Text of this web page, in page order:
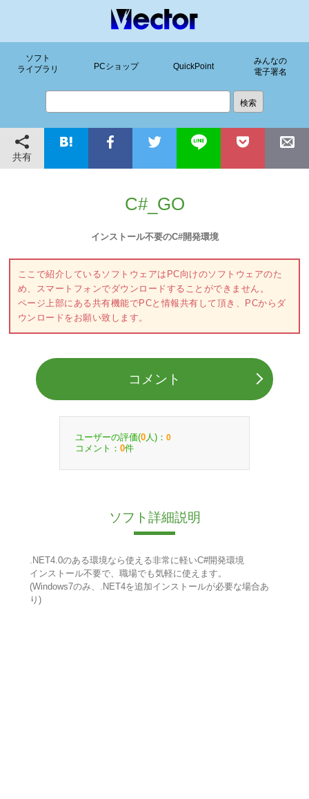
ソフト
ライブラリ
PCショップ QuickPoint
みんなの
電子署名
共有
C#_GO
インストール不要のC#開発環境
ここで紹介しているソフトウェアはPC向けのソフトウェアのた
め、スマートフォンでダウンロードすることができません。
ページ上部にある共有機能でPCと情報共有して頂き、PCからダ
ウンロードをお願い致します。
コメント
ユーザーの評価(0 人)： 0
コメント： 0件
ソフト詳細説明
.NET4.0のある環境なら使える非常に軽いC#開発環境
インストール不要で、職場でも気軽に使えます。
(Windows7のみ、.NET4を追加インストールが必要な場合あ
り)